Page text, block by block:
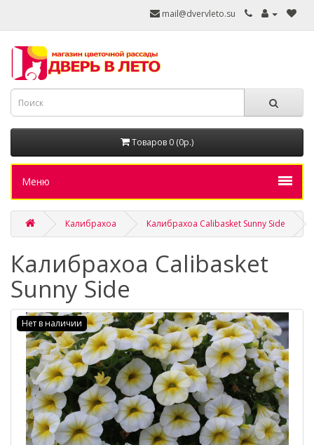
mail@dvervleto.su
Товаров 0 (0р.)
Меню
Калибрахоа Калибрахоа Calibasket Sunny Side
Калибрахоа Calibasket
Sunny Side
Нет в наличии